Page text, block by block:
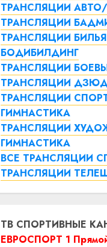
ТРАНСЛЯЦИИ
ТРАНСЛЯЦИИ
ТРАНСЛЯЦИИ
БОДИБИЛДИНГ
ТРАНСЛЯЦИИ
ТРАНСЛЯЦИИ
ТРАНСЛЯЦИИ
ГИМНАСТИКА
ТРАНСЛЯЦИИ
ГИМНАСТИКА
ВСЕ ТРАНСЛЯЦИИ
ТРАНСЛЯЦИИ
ТВ СПОРТИВНЫЕ
ЕВРОСПОРТ 1